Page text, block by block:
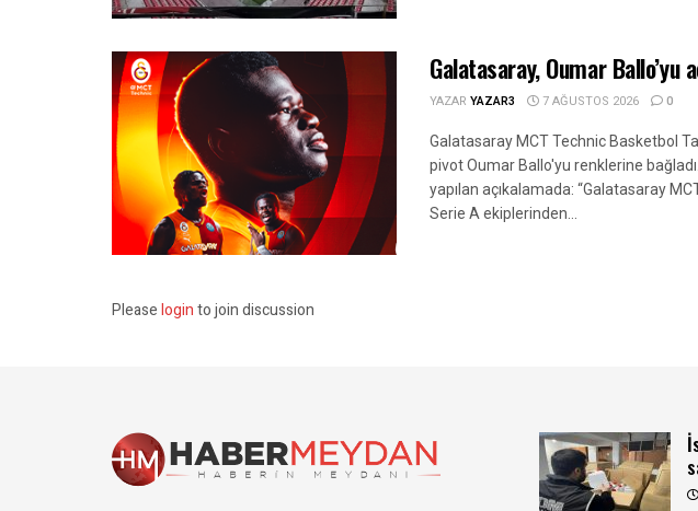
Galatasaray, Oumar Ballo’yu
YAZAR YAZAR3 7 AĞUSTOS 2026 0
Galatasaray MCT Technic Basketbol
pivot Oumar Ballo'yu renklerine
yapılan açıkalamada: “Galatasaray
Serie A ekiplerinden...
Pleaseloginto join discussion